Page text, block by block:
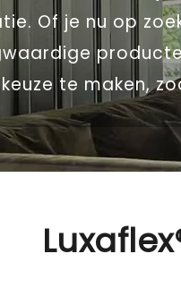
Of je nu op
te maken,